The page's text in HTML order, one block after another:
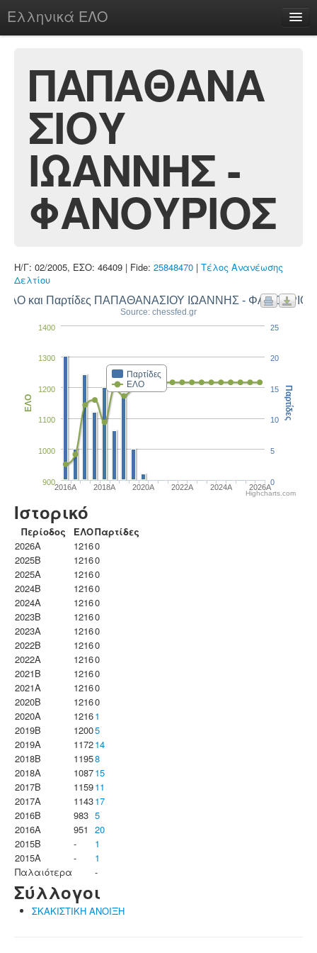
Ελληνικά ΕΛΟ
chesstu.be @ discord
Login
ΠΑΠΑΘΑΝΑ
ΣΙΟΥ
ΙΩΑΝΝΗΣ -
ΦΑΝΟΥΡΙΟΣ
Η/Γ: 02/2005, ΕΣΟ: 46409 | Fide: 25848470 | Τέλος Ανανέωσης
Δελτίου
ΕΛΟ και Παρτίδες ΠΑΠΑΘΑΝΑΣΙΟΥ ΙΩΑΝΝΗΣ - ΦΑΝΟΥΡΙΟΣ
Source: chessfed.gr
Παρτίδες
ΕΛΟ
2016A 2018A 2020A 2022A 2024A 2026A
900
1000
1100
1200
1300
1400
ΕΛΟ
0
5
10
15
20
25
Παρτίδες
Highcharts.com
Ιστορικό
Περίοδος ΕΛΟΠαρτίδες
2026A
12160
2025B
12160
2025A
12160
2024B
12160
2024A
12160
2023B
12160
2023Α
12160
2022B
12160
2022A
12160
2021B
12160
2021A
12160
2020B
12160
2020A
12161
2019B
12005
2019A
117214
2018B
11958
2018A
108715
2017B
115911
2017A
114317
2016B
983 5
2016A
951 20
2015B
-
1
2015A
-
1
Παλαιότερα
-
Σύλλογοι
ΣΚΑΚΙΣΤΙΚΗ ΑΝΟΙΞΗ